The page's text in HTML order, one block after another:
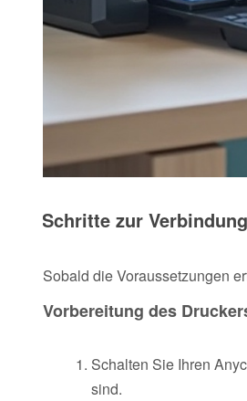
Schritte zur Verbindung
Sobald die Voraussetzungen
Vorbereitung des
Schalten Sie Ihren
sind.